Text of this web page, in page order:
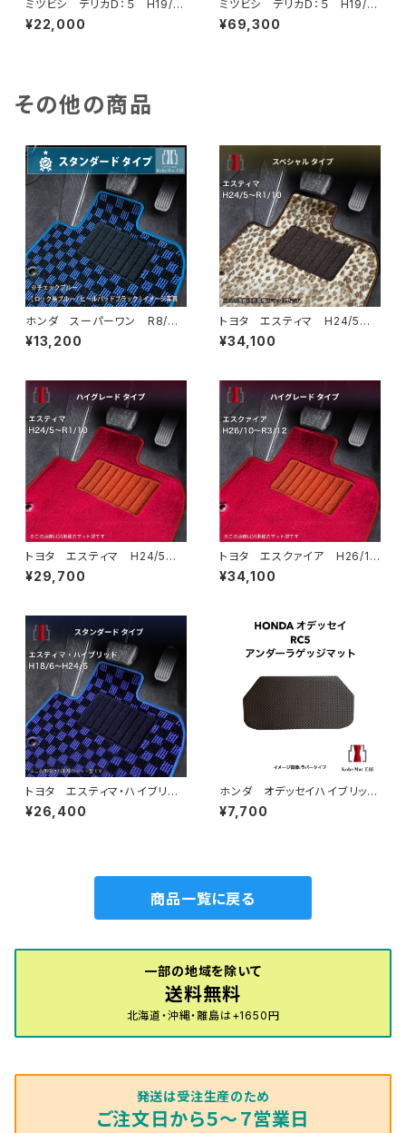
ミツビシ デリカＤ：５ H19/
1〜 CV1/2/5W フロアマッ
ト ラゲッジマット付 カーマッ
¥22,000
ミツビシ デリカＤ：５ H19/
1〜 CV1/2/5W フロアマッ
ト ラゲッジマット付 カーマッ
¥69,300
その他の商品
ホンダ スーパーワン R8/
5〜 JG6 フロアマット一式
カーマット スタンダードタイプ
¥13,200
トヨタ エスティマ H24/5〜R
1/10（後期） 50系 フロアマッ
ト一式 カーマット スペシャル
¥34,100
トヨタ エスティマ H24/5〜R
1/10（後期） 50系 フロアマッ
ト一式 カーマット ハイグレー
¥29,700
トヨタ エスクァイア H26/1
0〜R3/12 80系 フロアマッ
ト一式 カーマット ハイグレー
¥34,100
トヨタ エスティマ・ハイブリッ
ド H18/6〜H24/5（前期） 2
0系 フロアマット一式 カーマ
¥26,400
ホンダ オデッセイハイブリッ
ド R5/12〜 RC5 アンダー
ラゲッジマット トランクマッ
¥7,700
商品一覧に戻る
一部の地域を除いて
送料無料
北海道・沖縄・離島は+1650円
発送は受注生産のため
ご注文日から５～７営業日